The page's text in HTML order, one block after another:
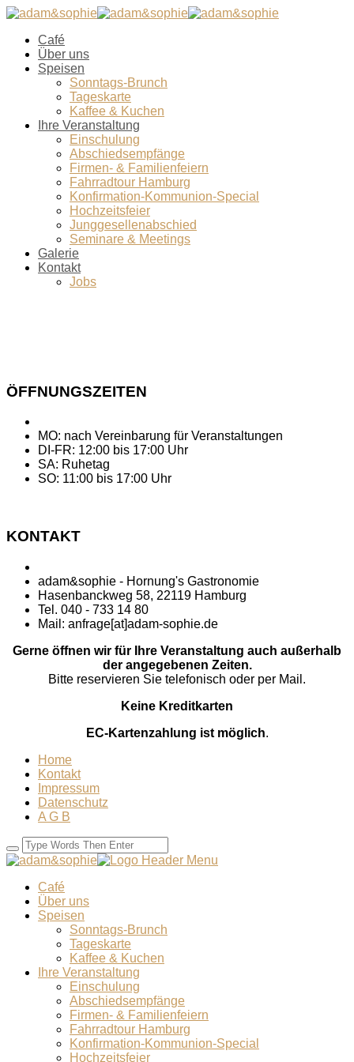
Café
Über uns
Speisen
Sonntags-Brunch
Tageskarte
Kaffee & Kuchen
Ihre Veranstaltung
Einschulung
Abschiedsempfänge
Firmen- & Familienfeiern
Fahrradtour Hamburg
Konfirmation-Kommunion-Special
Hochzeitsfeier
Junggesellenabschied
Seminare & Meetings
Galerie
Kontakt
Jobs
ÖFFNUNGSZEITEN
MO: nach Vereinbarung für Veranstaltungen
DI-FR: 12:00 bis 17:00 Uhr
SA: Ruhetag
SO: 11:00 bis 17:00 Uhr
KONTAKT
adam&sophie - Hornung's Gastronomie
Hasenbanckweg 58, 22119 Hamburg
Tel. 040 - 733 14 80
Mail: anfrage[at]adam-sophie.de
Gerne öffnen wir für Ihre Veranstaltung auch außerhalb
der angegebenen Zeiten.
Bitte reservieren Sie telefonisch oder per Mail.
Keine Kreditkarten
EC-Kartenzahlung ist möglich.
Home
Kontakt
Impressum
Datenschutz
A G B
Café
Über uns
Speisen
Sonntags-Brunch
Tageskarte
Kaffee & Kuchen
Ihre Veranstaltung
Einschulung
Abschiedsempfänge
Firmen- & Familienfeiern
Fahrradtour Hamburg
Konfirmation-Kommunion-Special
Hochzeitsfeier